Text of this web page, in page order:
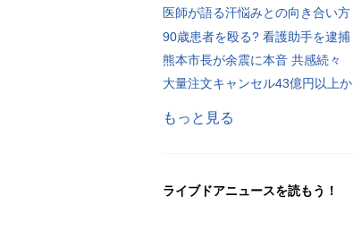
医師が語る汗悩みとの向き合い方
90歳患者を殴る? 看護助手を逮捕
熊本市長が余震に本音 共感続々
大量注文キャンセル43億円以上か
もっと見る
ライブドアニュースを読もう！